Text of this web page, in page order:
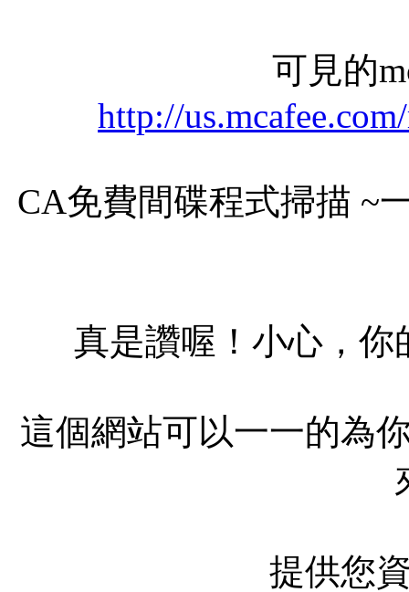
可見的
http://
CA免費間碟程式掃描 ~
真是讚喔！小心，
這個網站可以一一的為
提供您